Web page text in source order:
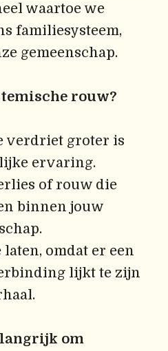
waartoe we
familiesysteem,
gemeenschap.
rouw?
verdriet groter is
ervaring.
of rouw die
binnen jouw
omdat er een
lijkt te zijn
om